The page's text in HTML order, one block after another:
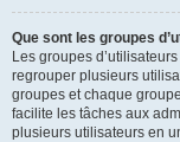
Que sont les groupes
Les groupes
regrouper plusieurs
groupes et chaque
facilite les tâches aux
plusieurs utilisateurs en